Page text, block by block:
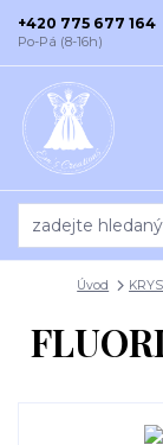
+420 775 677 164
Po-Pá (8-16h)
Úvod